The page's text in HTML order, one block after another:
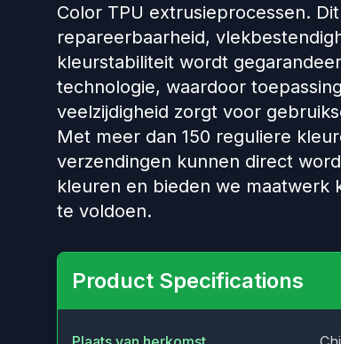
Color TPU extrusieprocessen.
repareerbaarheid,
kleurstabiliteit wordt
technologie, waardoor
veelzijdigheid zorgt voor
Met meer dan 150 reguliere
verzendingen kunnen direct
kleuren en bieden we maatwerk
te voldoen.
Product Specifications